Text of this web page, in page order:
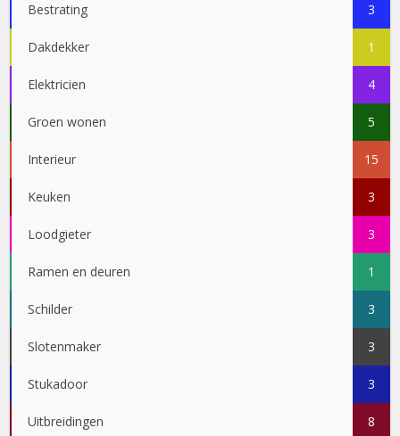
Bestrating 3
Dakdekker 1
Elektricien 4
Groen wonen 5
Interieur 15
Keuken 3
Loodgieter 3
Ramen en deuren 1
Schilder 3
Slotenmaker 3
Stukadoor 3
Uitbreidingen 8